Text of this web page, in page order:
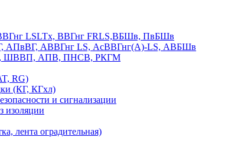
LSLTx, ВВГнг FRLS,ВБШв, ПвБШв
АПвВГ, АВВГнг LS, АсВВГнг(А)-LS, АВБШв
ШВВП, АПВ, ПНСВ, РКГМ
RG)
(КГ, КГхл)
и сигнализации
изоляции
лента оградительная)